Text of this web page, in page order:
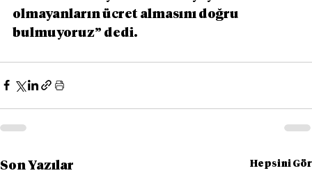
olmayanların ücret almasını doğru
bulmuyoruz” dedi.
Son Yazılar Hepsini Gör